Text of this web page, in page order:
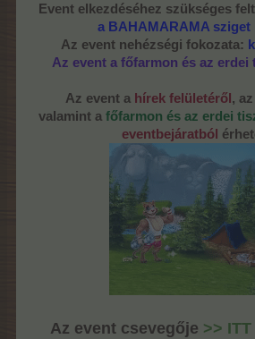
Event elkezdéséhez szükséges
a BAHAMARAMA sziget
Az event nehézségi fokozata:
Az event a főfarmon és az erdei
Az event a hírek felületéről , az
valamint a főfarmon és az erdei
eventbejáratból
Az event csevegője >> ITT